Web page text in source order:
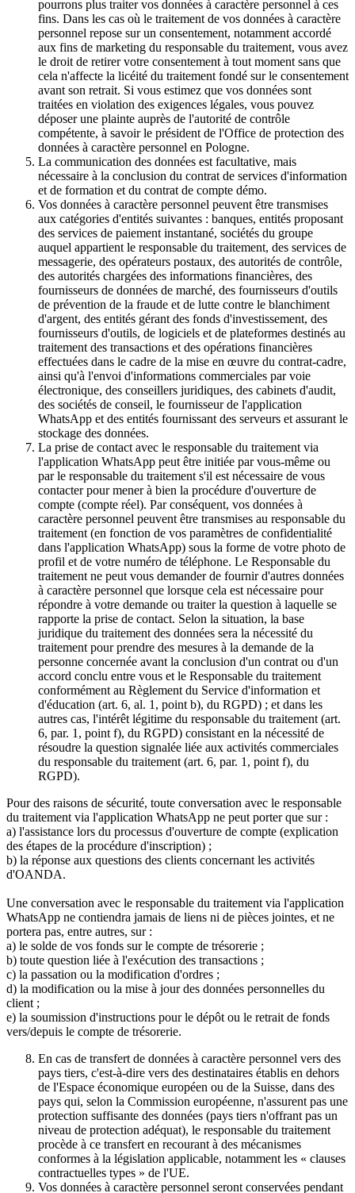
pourrons plus traiter vos données à caractère personnel à ces
fins. Dans les cas où le traitement de vos données à caractère
personnel repose sur un consentement, notamment accordé
aux fins de marketing du responsable du traitement, vous avez
le droit de retirer votre consentement à tout moment sans que
cela n'affecte la licéité du traitement fondé sur le consentement
avant son retrait. Si vous estimez que vos données sont
traitées en violation des exigences légales, vous pouvez
déposer une plainte auprès de l'autorité de contrôle
compétente, à savoir le président de l'Office de protection des
données à caractère personnel en Pologne.
La communication des données est facultative, mais
nécessaire à la conclusion du contrat de services d'information
et de formation et du contrat de compte démo.
Vos données à caractère personnel peuvent être transmises
aux catégories d'entités suivantes : banques, entités proposant
des services de paiement instantané, sociétés du groupe
auquel appartient le responsable du traitement, des services de
messagerie, des opérateurs postaux, des autorités de contrôle,
des autorités chargées des informations financières, des
fournisseurs de données de marché, des fournisseurs d'outils
de prévention de la fraude et de lutte contre le blanchiment
d'argent, des entités gérant des fonds d'investissement, des
fournisseurs d'outils, de logiciels et de plateformes destinés au
traitement des transactions et des opérations financières
effectuées dans le cadre de la mise en œuvre du contrat-cadre,
ainsi qu'à l'envoi d'informations commerciales par voie
électronique, des conseillers juridiques, des cabinets d'audit,
des sociétés de conseil, le fournisseur de l'application
WhatsApp et des entités fournissant des serveurs et assurant le
stockage des données.
La prise de contact avec le responsable du traitement via
l'application WhatsApp peut être initiée par vous-même ou
par le responsable du traitement s'il est nécessaire de vous
contacter pour mener à bien la procédure d'ouverture de
compte (compte réel). Par conséquent, vos données à
caractère personnel peuvent être transmises au responsable du
traitement (en fonction de vos paramètres de confidentialité
dans l'application WhatsApp) sous la forme de votre photo de
profil et de votre numéro de téléphone. Le Responsable du
traitement ne peut vous demander de fournir d'autres données
à caractère personnel que lorsque cela est nécessaire pour
répondre à votre demande ou traiter la question à laquelle se
rapporte la prise de contact. Selon la situation, la base
juridique du traitement des données sera la nécessité du
traitement pour prendre des mesures à la demande de la
personne concernée avant la conclusion d'un contrat ou d'un
accord conclu entre vous et le Responsable du traitement
conformément au Règlement du Service d'information et
d'éducation (art. 6, al. 1, point b), du RGPD) ; et dans les
autres cas, l'intérêt légitime du responsable du traitement (art.
6, par. 1, point f), du RGPD) consistant en la nécessité de
résoudre la question signalée liée aux activités commerciales
du responsable du traitement (art. 6, par. 1, point f), du
RGPD).
Pour des raisons de sécurité, toute conversation avec le responsable
du traitement via l'application WhatsApp ne peut porter que sur :
a) l'assistance lors du processus d'ouverture de compte (explication
des étapes de la procédure d'inscription) ;
b) la réponse aux questions des clients concernant les activités
d'OANDA.
Une conversation avec le responsable du traitement via l'application
WhatsApp ne contiendra jamais de liens ni de pièces jointes, et ne
portera pas, entre autres, sur :
a) le solde de vos fonds sur le compte de trésorerie ;
b) toute question liée à l'exécution des transactions ;
c) la passation ou la modification d'ordres ;
d) la modification ou la mise à jour des données personnelles du
client ;
e) la soumission d'instructions pour le dépôt ou le retrait de fonds
vers/depuis le compte de trésorerie.
En cas de transfert de données à caractère personnel vers des
pays tiers, c'est-à-dire vers des destinataires établis en dehors
de l'Espace économique européen ou de la Suisse, dans des
pays qui, selon la Commission européenne, n'assurent pas une
protection suffisante des données (pays tiers n'offrant pas un
niveau de protection adéquat), le responsable du traitement
procède à ce transfert en recourant à des mécanismes
conformes à la législation applicable, notamment les « clauses
contractuelles types » de l'UE.
Vos données à caractère personnel seront conservées pendant